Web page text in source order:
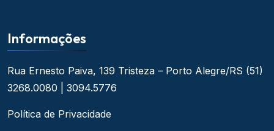
Informações
Rua Ernesto Paiva, 139 Tristeza – Porto Alegre/RS (51)
3268.0080 | 3094.5776
Política de Privacidade